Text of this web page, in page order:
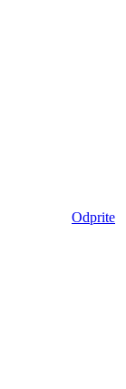
Odprite